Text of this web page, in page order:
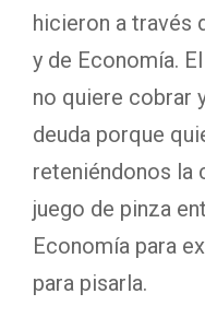
hicieron a través
y de Economía.
no quiere cobrar
deuda porque
reteniéndonos la
juego de pinza
Economía para
para pisarla.